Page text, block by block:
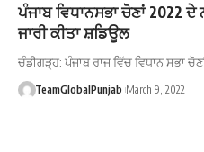
ਪੰਜਾਬ ਵਿਧਾਨਸਭਾ ਚੋਣਾਂ 2022
ਜਾਰੀ ਕੀਤਾ ਸ਼ਡਿਊਲ
ਚੰਡੀਗੜ੍ਹ: ਪੰਜਾਬ ਰਾਜ ਵਿੱਚ ਵਿਧਾਨ ਸਭਾ
TeamGlobalPunjab March 9, 2022